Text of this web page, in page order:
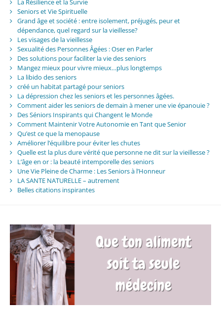
La Résilience et la Survie
Seniors et Vie Spirituelle
Grand âge et société : entre isolement, préjugés, peur et
dépendance, quel regard sur la vieillesse?
Les visages de la vieillesse
Sexualité des Personnes Âgées : Oser en Parler
Des solutions pour faciliter la vie des seniors
Mangez mieux pour vivre mieux…plus longtemps
La libido des seniors
créé un habitat partagé pour seniors
La dépression chez les seniors et les personnes âgées.
Comment aider les seniors de demain à mener une vie épanouie ?
Des Séniors Inspirants qui Changent le Monde
Comment Maintenir Votre Autonomie en Tant que Senior
Qu’est ce que la menopause
Améliorer l’équilibre pour éviter les chutes
Quelle est la plus dure vérité que personne ne dit sur la vieillesse ?
L’âge en or : la beauté intemporelle des seniors
Une Vie Pleine de Charme : Les Seniors à l’Honneur
LA SANTE NATURELLE – autrement
Belles citations inspirantes